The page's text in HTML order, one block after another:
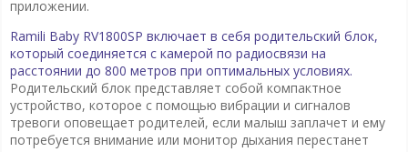
приложении.
Ramili Baby RV1800SP включает в себя родительский блок,
который соединяется с камерой по радиосвязи на
расстоянии до 800 метров при оптимальных условиях.
Родительский блок представляет собой компактное
устройство, которое с помощью вибрации и сигналов
тревоги оповещает родителей, если малыш заплачет и ему
потребуется внимание или монитор дыхания перестанет